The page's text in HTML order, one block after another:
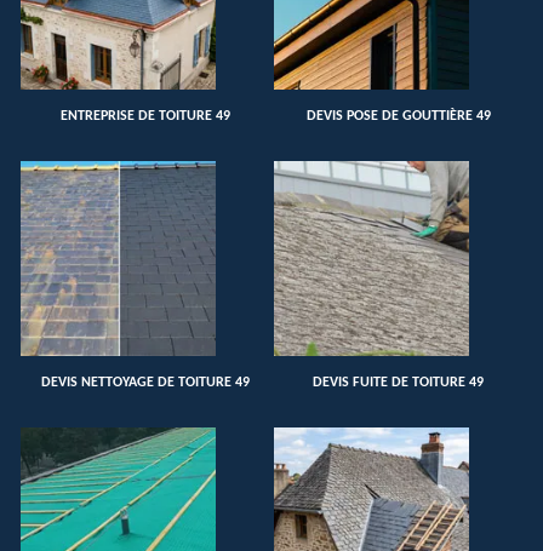
ENTREPRISE DE TOITURE 49 DEVIS POSE DE GOUTTIÈRE 49
DEVIS NETTOYAGE DE TOITURE 49 DEVIS FUITE DE TOITURE 49